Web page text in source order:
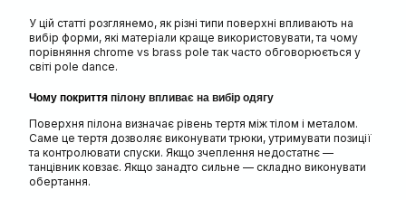
У цій статті розглянемо, як різні типи поверхні впливають на
вибір форми, які матеріали краще використовувати, та чому
порівняння chrome vs brass pole так часто обговорюється у
світі pole dance.
Чому покриття пілону впливає на вибір одягу
Поверхня пілона визначає рівень тертя між тілом і металом.
Саме це тертя дозволяє виконувати трюки, утримувати позиції
та контролювати спуски. Якщо зчеплення недостатнє —
танцівник ковзає. Якщо занадто сильне — складно виконувати
обертання.